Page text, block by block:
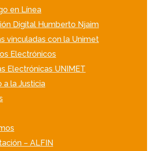
en Línea
Digital Humberto Njaim
vinculadas con la Unimet
Electrónicos
Electrónicas UNIMET
a la Justicia
– ALFIN